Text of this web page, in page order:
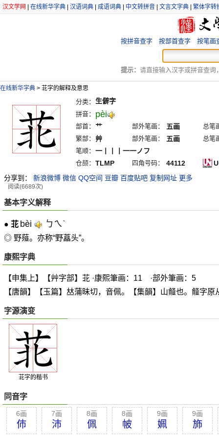
汉文学网 在线新华字典 汉语词典 成语词典 中文转拼音 文言文字典 繁体字转
按拼音查字 按部首查字 按笔画
提示： 请直接输入汉字或拼音查询
在线新华字典 > 苝字的解释及意思
分类： 生僻字
拼音： pèi
部首： 艹 部外笔画： 五画
总笔
繁部：
艸 部外笔画： 五画
总笔
笔顺： 一丨丨丨一一ノフ
仓颉： TLMP 四角号码： 44112
分享到：
新浪微博 微信 QQ空间 豆瓣 百度贴吧 复制网址 更多
阅读(6689次)
基本字义解释
● 苝 bèi ㄅㄟˋ
◎ 野薤。亦称“野藠头”。
康熙字典
【申集上】【艸字部】苝 ·康熙筆画：11 ·部外筆画：5
【唐韻】【玉篇】 𠀤蒲昧切，音佩。【集韻】山䪥也。 䪥字原
字源演变
苝字的楷书
同音字
6画
伂
7画
沛
8画
佩
8画
帔
9画
姵
9画
斾